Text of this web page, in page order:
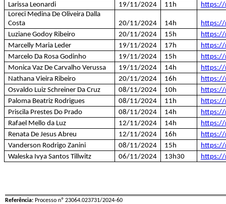
Larissa Leonardi
19/11/2024 11h
https://
Loreci Medina De Oliveira Dalla
Costa
20/11/2024 14h
https://
Luziane Godoy Ribeiro
20/11/2024 15h
https://
Marcelly Maria Leder
19/11/2024 17h
https://
Marcelo Da Rosa Godinho
19/11/2024 15h
https://
Monica Vaz De Carvalho Verussa
19/11/2024 14h
https://
Nathana Vieira Ribeiro
20/11/2024 16h
https://
Osvaldo Luiz Schreiner Da Cruz
08/11/2024 10h
https://
Paloma Beatriz Rodrigues
08/11/2024 11h
https://
Priscila Prestes Do Prado
08/11/2024 14h
https://
Rafael Mello da Luz
12/11/2024 14h
https://
Renata De Jesus Abreu
12/11/2024 16h
https://
Vanderson Rodrigo Zanini
08/11/2024 15h
https://
Waleska Ivya Santos Tillwitz
06/11/2024 13h30 https://
Referência: Processo nº 23064.023731/2024-60